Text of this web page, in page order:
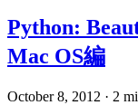
Python:
Mac OS編
October 8, 2012 · 2